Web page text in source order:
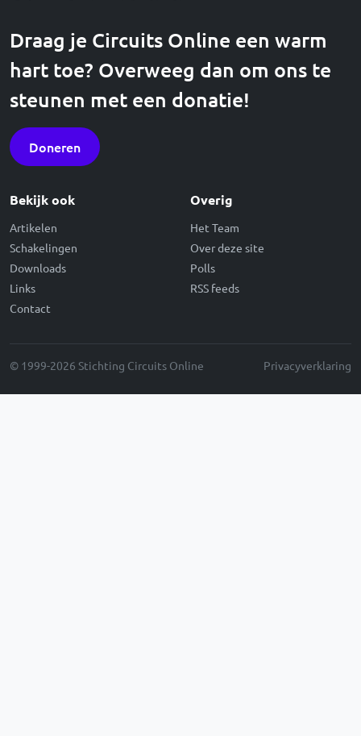
Draag je Circuits Online een warm
hart toe? Overweeg dan om ons te
steunen met een donatie!
Doneren
Bekijk ook
Artikelen
Schakelingen
Downloads
Links
Contact
Overig
Het Team
Over deze site
Polls
RSS feeds
© 1999-2026 Stichting Circuits Online Privacyverklaring